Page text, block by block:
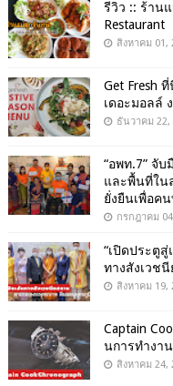
รีวิว :: ร้าน
Restaurant
สิงหาคม 01,
Get​ Fresh​
เดอะมอลล์
ธันวาคม 22,
“อพท.7” จั
และพื้นที่ใน
ยั่งยืนเพื่อค
กรกฎาคม
“เปิดประตู
ทางสังเวช
สิงหาคม 19,
Captain
นการทำงา
สิงหาคม 24,